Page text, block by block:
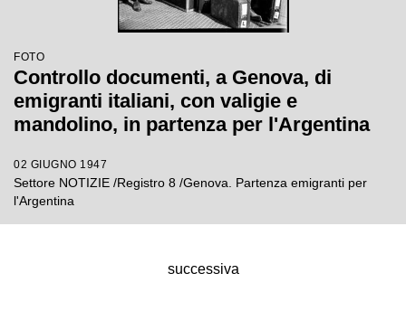
FOTO
Controllo documenti, a Genova, di
emigranti italiani, con valigie e
mandolino, in partenza per l'Argentina
02 GIUGNO 1947
Settore NOTIZIE /Registro 8 /Genova. Partenza emigranti per
l'Argentina
successiva